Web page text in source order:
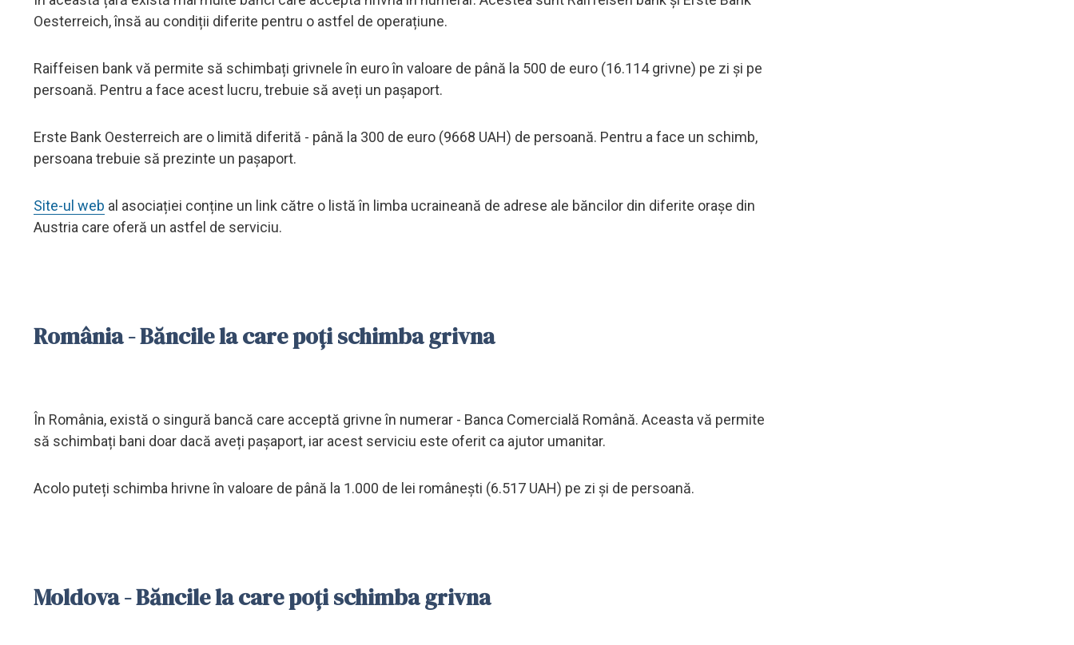
Oesterreich, însă au condiții diferite pentru o astfel de operațiune.
Raiffeisen bank vă permite să schimbați grivnele în euro în valoare de până la 500 de euro (16.114 grivne) pe zi și pe
persoană. Pentru a face acest lucru, trebuie să aveți un pașaport.
Erste Bank Oesterreich are o limită diferită - până la 300 de euro (9668 UAH) de persoană. Pentru a face un schimb,
persoana trebuie să prezinte un pașaport.
Site-ul web al asociației conține un link către o listă în limba ucraineană de adrese ale băncilor din diferite orașe din
Austria care oferă un astfel de serviciu.
România - Băncile la care poți schimba grivna
În România, există o singură bancă care acceptă grivne în numerar - Banca Comercială Română. Aceasta vă permite
să schimbați bani doar dacă aveți pașaport, iar acest serviciu este oferit ca ajutor umanitar.
Acolo puteți schimba hrivne în valoare de până la 1.000 de lei românești (6.517 UAH) pe zi și de persoană.
Moldova - Băncile la care poți schimba grivna